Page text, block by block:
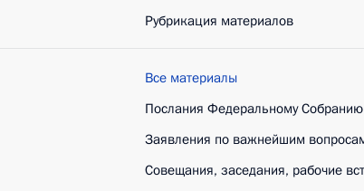
Рубрикация материалов
Все материалы
Послания Федеральному Собранию
Заявления по важнейшим
Совещания, заседания, рабочие